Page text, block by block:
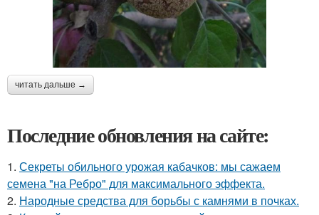
читать дальше →
Последние обновления на сайте:
1. Секреты обильного урожая кабачков: мы сажаем
семена "на Ребро" для максимального эффекта.
2. Народные средства для борьбы с камнями в почках.